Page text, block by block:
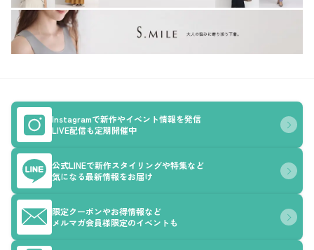
Instagramで新作やイベント情報を発信
LIVE配信も定期開催中
公式LINEで新作スタイリングや特集など
気になる最新情報をお届け
限定クーポンやお得情報など
メルマガ会員様限定のイベントも